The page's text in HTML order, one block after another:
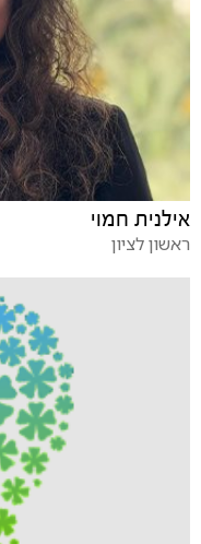
אילנית חמוי
ראשון לציון